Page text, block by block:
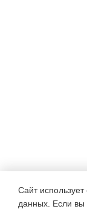
Сайт
данных. Если вы